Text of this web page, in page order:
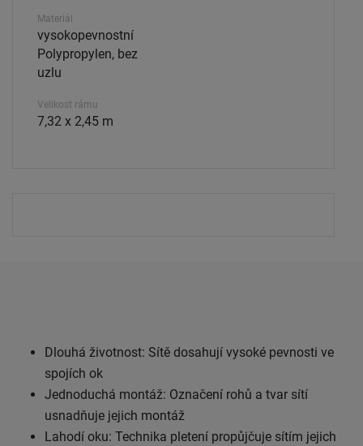
Materiál
vysokopevnostní
Polypropylen, bez
uzlu
Velikost rámu
7,32 x 2,45 m
Dlouhá životnost: Sítě dosahují vysoké pevnosti ve
spojích ok
Jednoduchá montáž: Označení rohů a tvar sítí
usnadňuje jejich montáž
Lahodí oku: Technika pletení propůjčuje sítím jejich